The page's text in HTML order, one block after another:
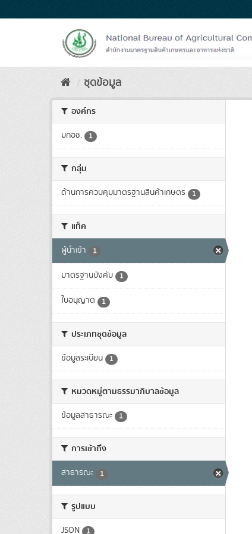
to
ชุดข้อมูล
องค์กร
มกอช. 1
กลุ่ม
ด้านการควบคุมมาตรฐานสินค้าเกษตร 1
แท็ค
ผู้นำเข้า 1
มาตรฐานบังคับ 1
ใบอนุญาต 1
ประเภทชุดข้อมูล
ข้อมูลระเบียน 1
หมวดหมู่ตามธรรมาภิบาลข้อมูล
ข้อมูลสาธารณะ 1
การเข้าถึง
สาธารณะ 1
รูปแบบ
JSON 1